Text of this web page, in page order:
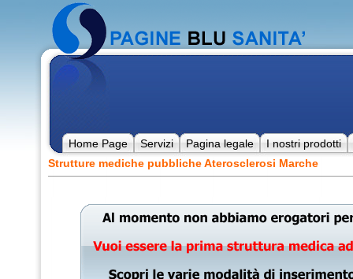
Home Page Servizi Pagina legale
I nostri prodotti
Strutture mediche pubbliche Aterosclerosi Marche